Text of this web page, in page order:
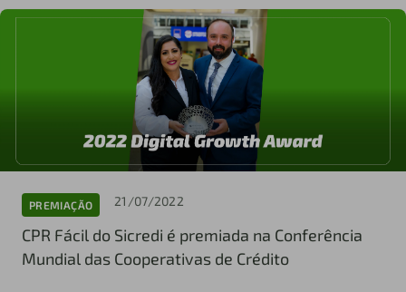
PREMIAÇÃO 21/07/2022
CPR Fácil do Sicredi é premiada na Conferência
Mundial das Cooperativas de Crédito